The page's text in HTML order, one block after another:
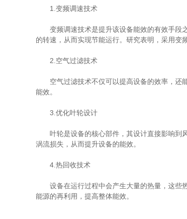
1.变频调速技术
变频调速技术是提升该设备能效的有效手段之
的转速，从而实现节能运行。研究表明，采用变
2.空气过滤技术
空气过滤技术不仅可以提高设备的效率，还能
能效。
3.优化叶轮设计
叶轮是设备的核心部件，其设计直接影响到风
涡流损失，从而提升设备的能效。
4.热回收技术
设备在运行过程中会产生大量的热量，这些热
能源的再利用，提高整体能效。